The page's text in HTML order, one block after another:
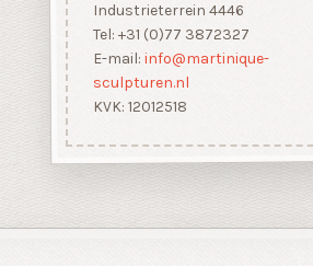
Industrieterrein 4446
Tel: +31 (0)77 3872327
E-mail: info@martinique-
sculpturen.nl
KVK: 12012518